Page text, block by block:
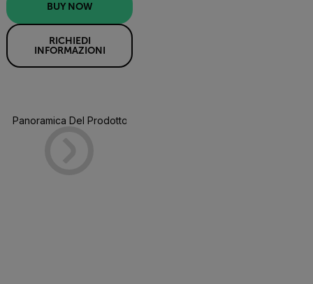
BUY NOW
RICHIEDI
INFORMAZIONI
Panoramica Del Prodotto